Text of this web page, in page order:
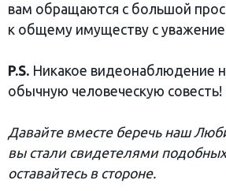
вам обращаются с большой
к общему имуществу с
P.S. Никакое видеонаблюдение
обычную человеческую совесть!
Давайте вместе беречь наш
вы стали свидетелями
оставайтесь в стороне.